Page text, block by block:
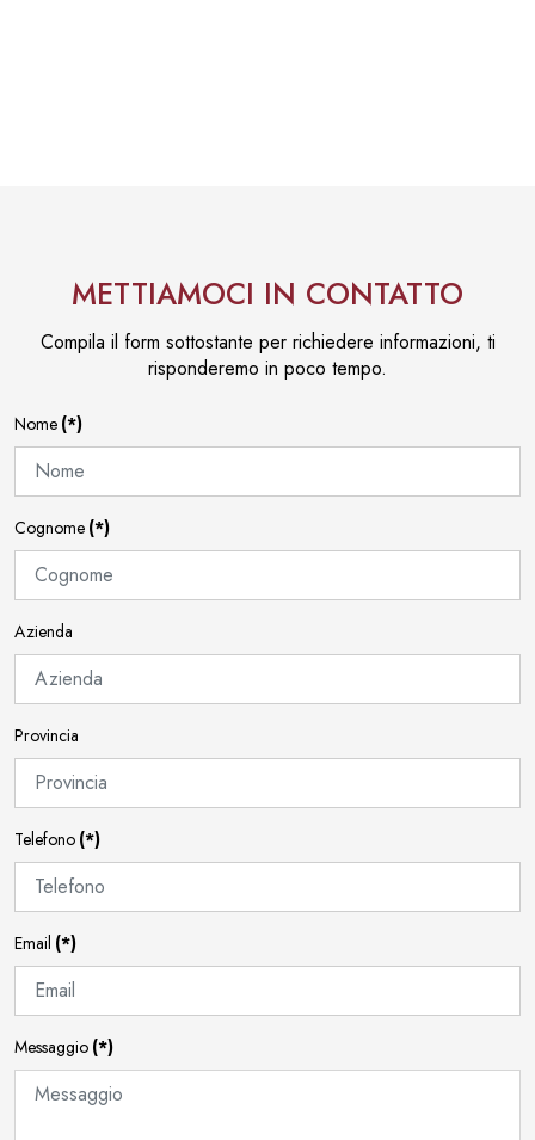
METTIAMOCI IN CONTATTO
Compila il form sottostante per richiedere informazioni, ti
risponderemo in poco tempo.
Nome (*)
Cognome (*)
Azienda
Provincia
Telefono (*)
Email (*)
Messaggio (*)